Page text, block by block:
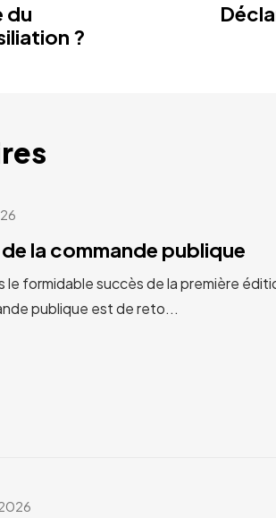
du
?
la commande publique
le formidable succès de la première
publique est de reto...